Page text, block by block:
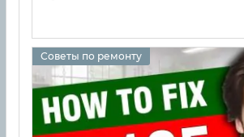
Советы по ремонту